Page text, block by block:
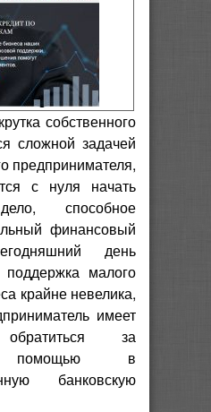
собственного
сложной задачей
предпринимателя,
с нуля начать
способное
финансовый
день
поддержка малого
крайне невелика,
имеет
за
помощью в
банковскую